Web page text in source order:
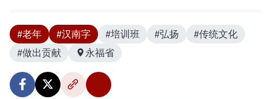
#老年 #汉南字 #培训班 #弘扬
#传统文化
#做出贡献
永福省